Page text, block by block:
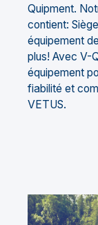
Quipment.
contient:
équipement
plus! Avec V-
équipement
fiabilité et
VETUS.